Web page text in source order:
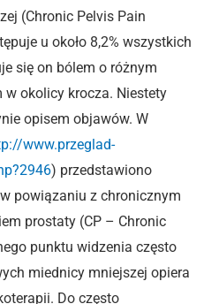
(Chronic Pelvis Pain
u około 8,2% wszystkich
się on bólem o różnym
okolicy krocza. Niestety
opisem objawów. W
www.przeglad-
) przedstawiono
powiązaniu z chronicznym
prostaty (CP – Chronic
punktu widzenia często
miednicy mniejszej opiera
Do często